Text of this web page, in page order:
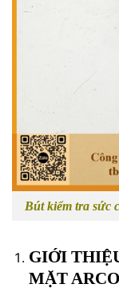
Bút kiểm tra sức
GIỚI
MẶT